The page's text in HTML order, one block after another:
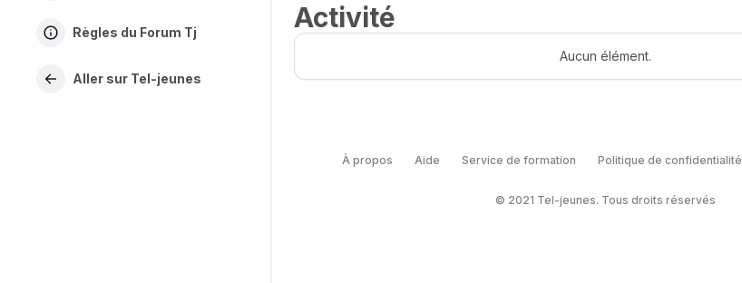
Règles du Forum Tj
Aller sur Tel-jeunes
Activité
Aucun élément.
À propos Aide Service de formation Politique de confidentialité
© 2021 Tel-jeunes. Tous droits réservés